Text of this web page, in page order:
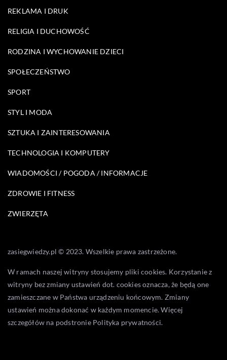
REKLAMA I DRUK
RELIGIA I DUCHOWOŚĆ
RODZINA I WYCHOWANIE DZIECI
SPOŁECZEŃSTWO
SPORT
STYL I MODA
SZTUKA I ZAINTERESOWANIA
TECHNOLOGIA I KOMPUTERY
WIADOMOŚCI / POGODA / INFORMACJE
ZDROWIE I FITNESS
ZWIERZĘTA
zasiegwiedzy.pl © 2023. Wszelkie prawa zastrzeżone.
W ramach naszej witryny stosujemy pliki cookies. Korzystanie z
witryny bez zmiany ustawień dot. cookies oznacza, że będą one
zamieszczane w Państwa urządzeniu końcowym. Zmiany
ustawień można dokonać w każdym momencie. Więcej
szczegółów na podstronie Polityka prywatności.